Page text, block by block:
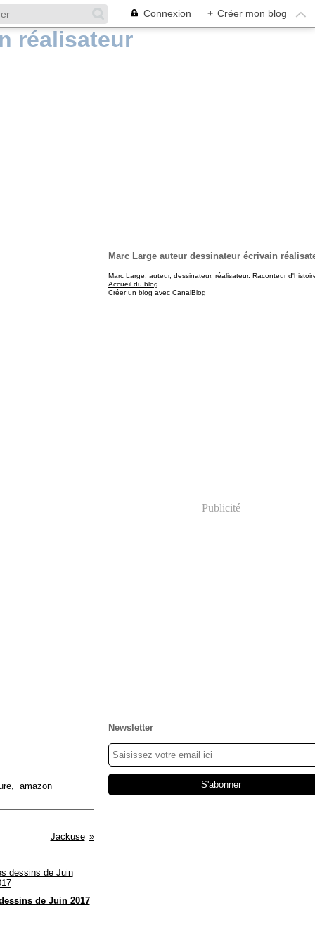
Connexion + Créer mon blog
, amazon
Jackuse
de Juin 2017
Marc Large auteur dessinateur écrivain
Marc Large, auteur, dessinateur, réalisateur. Raconteur
Accueil du blog
Créer un blog avec CanalBlog
Publicité
Newsletter